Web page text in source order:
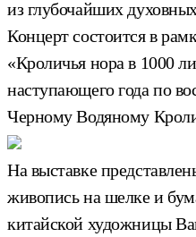
из глубочайших
Концерт состоится в
«Кроличья нора в 1000
наступающего года по
Черному Водяному
На выставке
живопись на шелке и
китайской художницы